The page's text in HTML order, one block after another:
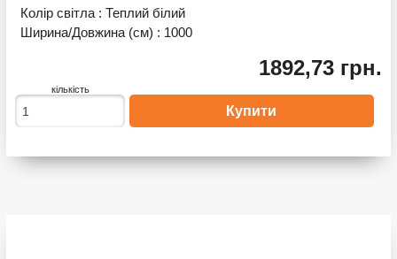
Колір світла :Теплий білий
Ширина/Довжина (см) : 1000
1892,73 грн.
кількість